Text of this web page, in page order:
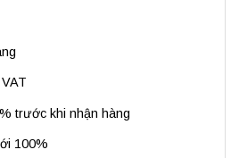
trước khi nhận hàng
100%